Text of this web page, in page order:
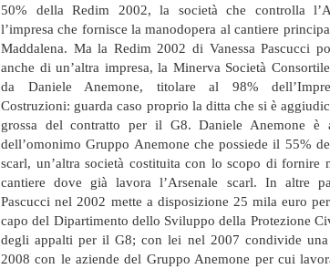
50% della Redim 2002, la società che controlla
l’impresa che fornisce la manodopera al cantiere
Maddalena. Ma la Redim 2002 di Vanessa Pascucci
anche di un’altra impresa, la Minerva Società
da Daniele Anemone, titolare al 98%
Costruzioni: guarda caso proprio la ditta che si è
grossa del contratto per il G8. Daniele Anemone è
dell’omonimo Gruppo Anemone che possiede il 55%
scarl, un’altra società costituita con lo scopo di fornire
cantiere dove già lavora l’Arsenale scarl. In altre
Pascucci nel 2002 mette a disposizione 25 mila euro
capo del Dipartimento dello Sviluppo della Protezione
degli appalti per il G8; con lei nel 2007 condivide una
2008 con le aziende del Gruppo Anemone per cui